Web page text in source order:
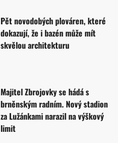
Pět novodobých plováren, které
dokazují, že i bazén může mít
skvělou architekturu
Majitel Zbrojovky se hádá s
brněnským radním. Nový stadion
za Lužánkami narazil na výškový
limit